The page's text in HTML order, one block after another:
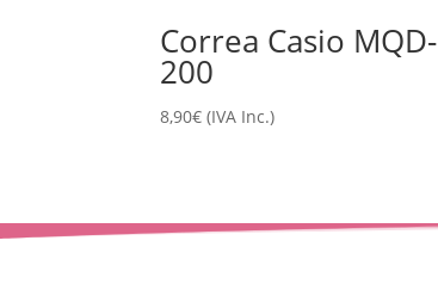
Correa Casio MQD-
200
8,90€ (IVA Inc.)